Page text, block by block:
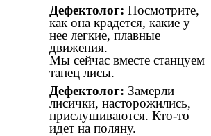
Дефектолог: Посмотрите,
как она крадется, какие у
нее легкие, плавные
движения.
Мы сейчас вместе станцуем
танец лисы.
Дефектолог: Замерли
лисички, насторожились,
прислушиваются. Кто-то
идет на поляну.